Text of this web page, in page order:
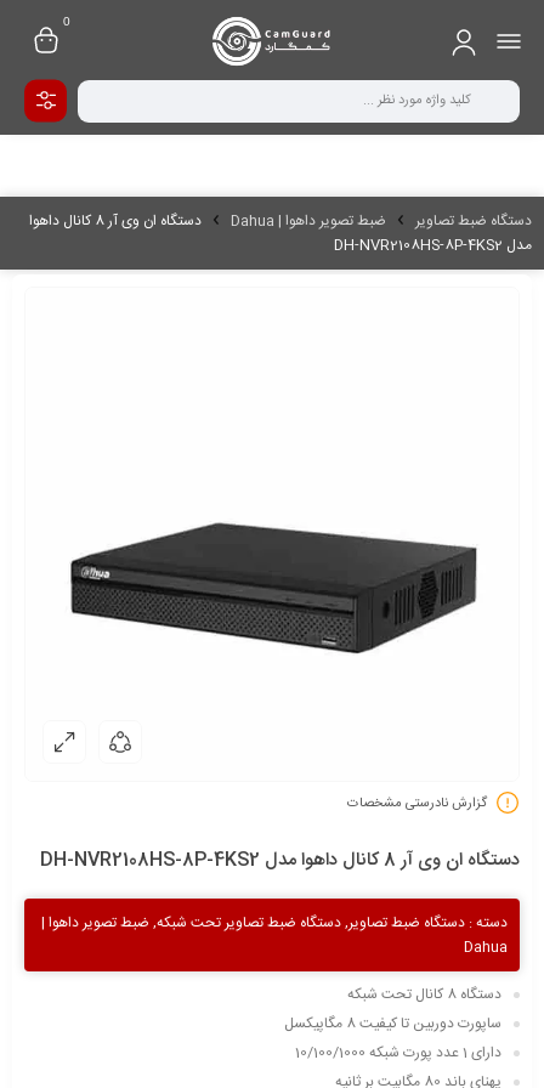
0
دستگاه ضبط تصاویر ضبط تصویر داهوا | Dahua
دستگاه ان وی آر 8 کانال داهوا
مدل DH-NVR2108HS-8P-4KS2
گزارش نادرستی مشخصات
دستگاه ان وی آر 8 کانال داهوا مدل DH-NVR2108HS-8P-4KS2
دسته : دستگاه ضبط تصاویر,دستگاه ضبط تصاویر تحت شبکه, ضبط تصویر داهوا |
Dahua
دستگاه 8 کانال تحت شبکه
ساپورت دوربین تا کیفیت 8 مگاپیکسل
دارای 1 عدد پورت شبکه 10/100/1000
پهنای باند 80 مگابیت بر ثانیه